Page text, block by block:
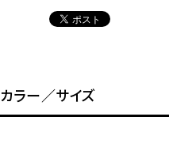
カラー／サイズ